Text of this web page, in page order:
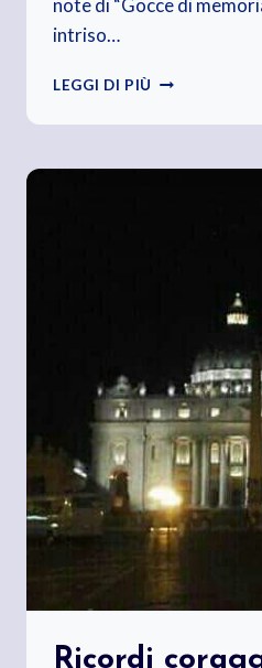
note di “Gocce di
intriso…
LEGGI DI PIÙ CIAO,
Ricordi